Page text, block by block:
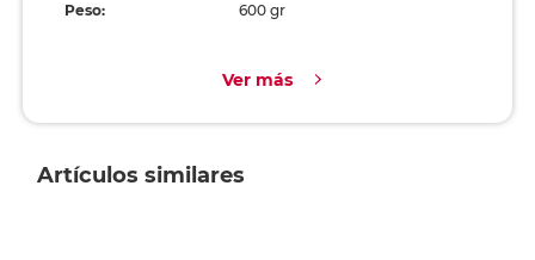
Peso: 600 gr
Ver más
Artículos similares